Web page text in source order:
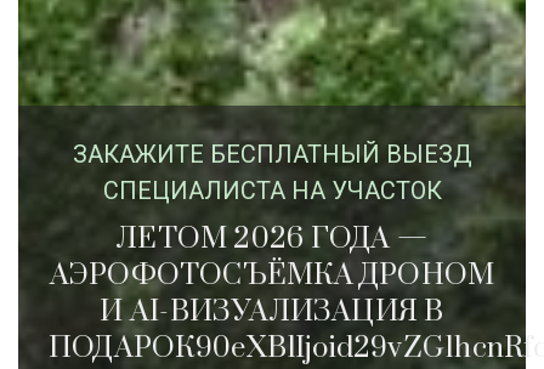
ЗАКАЖИTЕ БЕСПЛАТНЫЙ ВЫЕЗД
СПЕЦИАЛИСТА НА УЧАСТОК
ЛЕТОМ 2026 ГОДА —
АЭРОФОТОСЪЁМКА ДРОНОМ
И AI-ВИЗУАЛИЗАЦИЯ В